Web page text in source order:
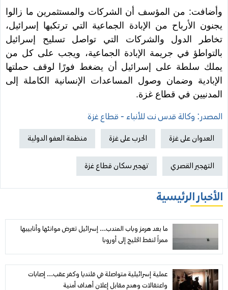
وأضافت: من المؤسف أن الشركات والمستثمرين ما زالوا
يجنون الأرباح من الإبادة الجماعية التي ترتكبها إسرائيل،
تخاطر الدول والشركات التي تواصل تسليح إسرائيل
بالتواطؤ في جريمة الإبادة الجماعية، ويجب على كل من
يملك سلطة على إسرائيل أن يضغط فورًا لوقف حملتها
الإبادية وضمان وصول المساعدات الإنسانية الكاملة إلى
المدنيين في قطاع غزة.
المصدر: وكالة قدس نت للأنباء - قطاع غزة
العدوان على غزة الحرب على غزة منظمة العفو الدولية
التهجير القصري تهجير سكان قطاع غزة
الأخبار الرئيسية
ما بعد هرمز وباب المندب... إسرائيل تعرض موانئها وأنابيبها
ممراً لنفط الخليج إلى أوروبا
عملية إسرائيلية متواصلة في قلنديا وكفر عقب... إصابات
واعتقالات وهدم مقابل إعلان أهداف أمنية